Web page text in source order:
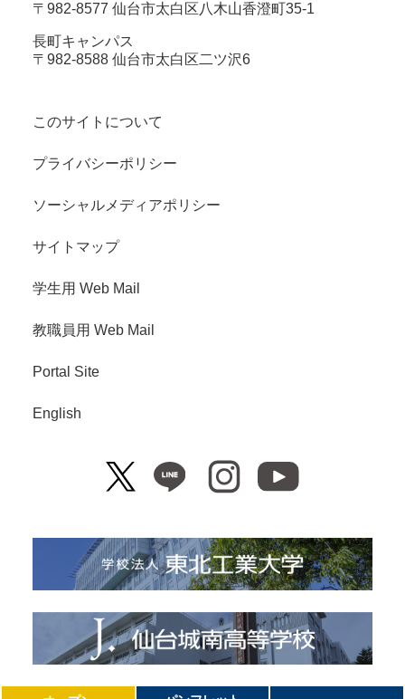
〒982-8577 仙台市太白区八木山香澄町35-1
長町キャンパス
〒982-8588 仙台市太白区二ツ沢6
このサイトについて
プライバシーポリシー
ソーシャルメディアポリシー
サイトマップ
学生用 Web Mail
教職員用 Web Mail
Portal Site
English
Copyright© Tohoku Institute of Technology. All Right Reserved.